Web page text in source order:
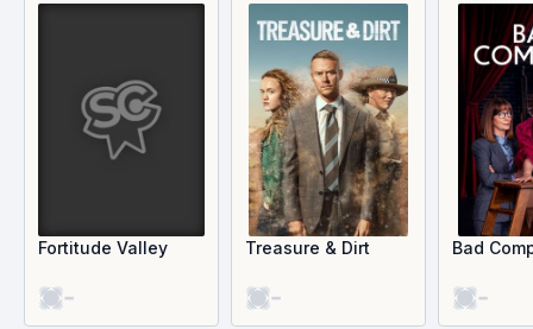
Fortitude Valley
-
Treasure & Dirt
-
Bad
-